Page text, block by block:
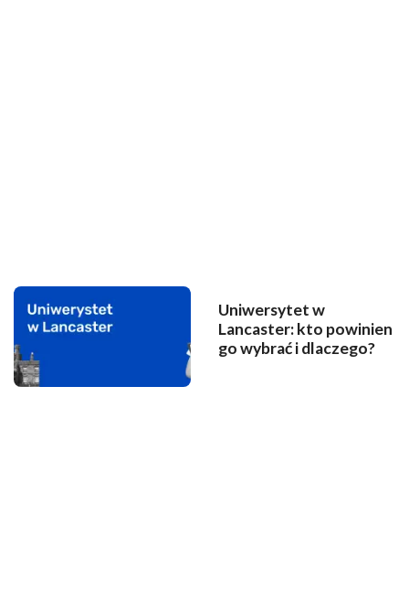
Uniwersytet w
Lancaster: kto powinien
go wybrać i dlaczego?